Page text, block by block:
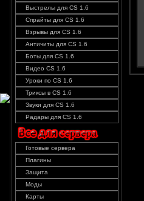
Выстрелы для CS 1.6
Спрайты для CS 1.6
Взрывы для CS 1.6
Античиты для CS 1.6
Боты для CS 1.6
Видео CS 1.6
Уроки по CS 1.6
Триксы в CS 1.6
Звуки для CS 1.6
Радары для CS 1.6
Готовые сервера
Плагины
Защита
Моды
Карты